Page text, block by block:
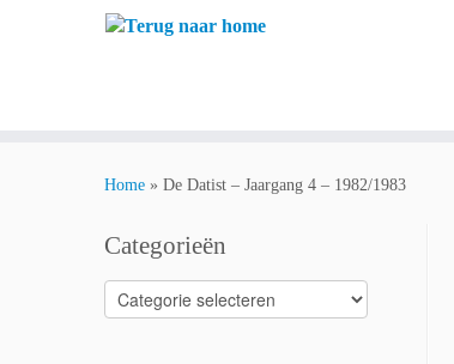
Home » De Datist – Jaargang 4 – 1982/1983
Categorieën
Categorieën